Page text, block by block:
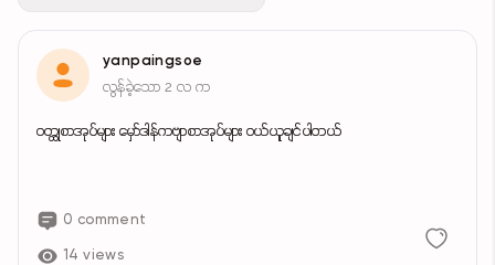
yanpaingsoe
လွန်ခဲ့သော 2 လ က
ဝတ္ထုစာအုပ်များ မှော်ဒါန်ကဗျာစာအုပ်များ ဝယ်ယူချင်ပါတယ်
0 comment
14 views